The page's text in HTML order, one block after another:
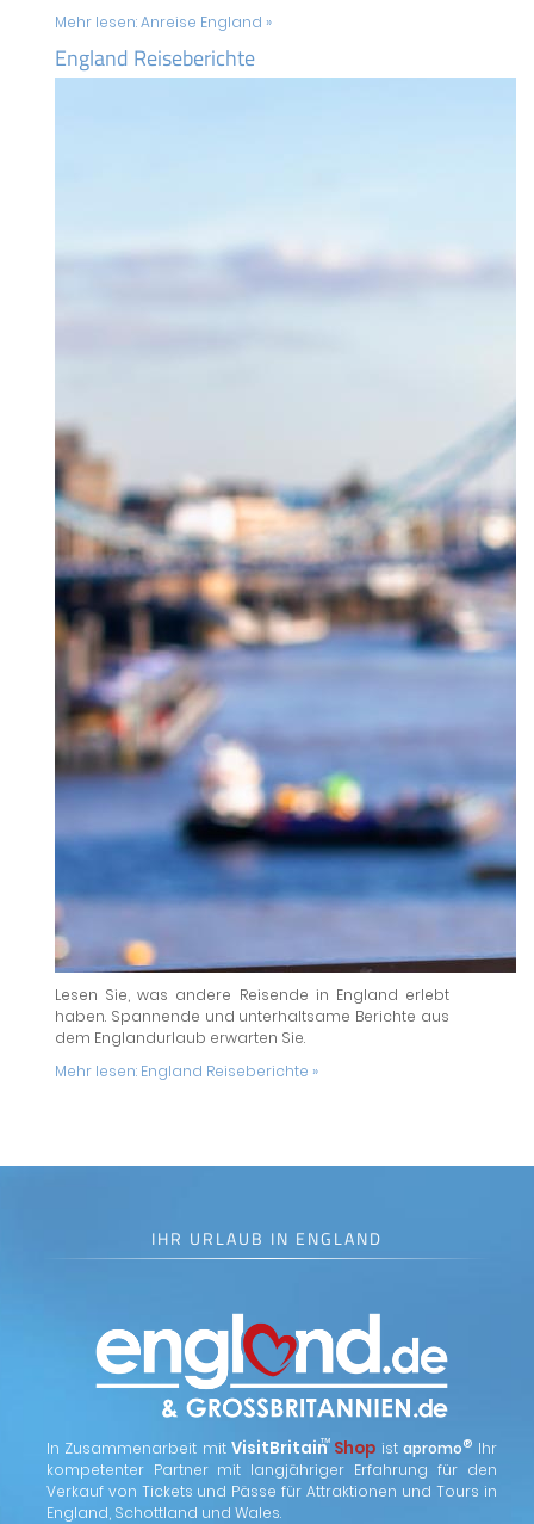
Mehr lesen:Anreise England »
England Reiseberichte
Lesen Sie, was andere Reisende in England erlebt
haben. Spannende und unterhaltsame Berichte aus
dem Englandurlaub erwarten Sie.
Mehr lesen: England Reiseberichte »
IHR URLAUB IN ENGLAND
In Zusammenarbeit mitVisitBritain
™ Shop istapromo® Ihr
kompetenter Partner mit langjähriger Erfahrung für den
Verkauf von Tickets und Pässe für Attraktionen und Tours in
England, Schottland und Wales.